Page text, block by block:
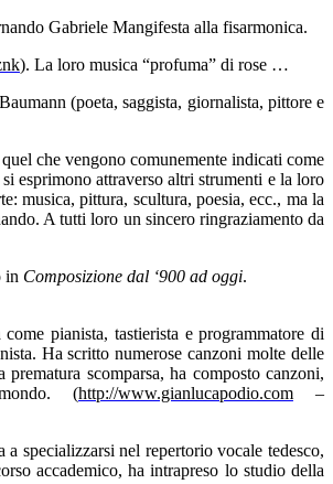
Gabriele Mangifesta alla fisarmonica.
). La loro musica “profuma” di rose …
(poeta, saggista, giornalista, pittore e
che vengono comunemente indicati come
esprimono attraverso altri strumenti e la loro
musica, pittura, scultura, poesia, ecc., ma la
A tutti loro un sincero ringraziamento da
in Composizione dal ‘900 ad oggi.
pianista, tastierista e programmatore di
Ha scritto numerose canzoni molte delle
scomparsa, ha composto canzoni,
(http://www.gianlucapodio.com–
specializzarsi nel repertorio vocale tedesco,
accademico, ha intrapreso lo studio della